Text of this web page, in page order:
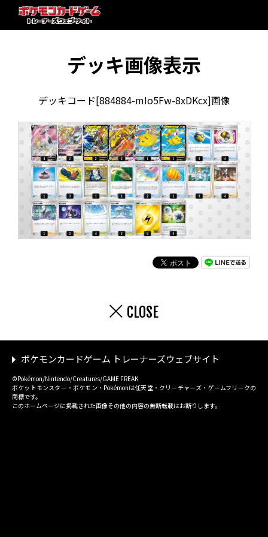
デッキ画像表示
デッキコード[884884-mIo5Fw-8xDKcx]画像
CLOSE
ポケモンカードゲーム トレーナーズウェブサイト
©Pokémon/Nintendo/Creatures/GAME FREAK
ポケットモンスター・ポケモン・Pokémonは任天堂・クリーチャーズ・ゲームフリークの
商標です。
このホームページに掲載された画像その他の内容の無断転載はお断りします。